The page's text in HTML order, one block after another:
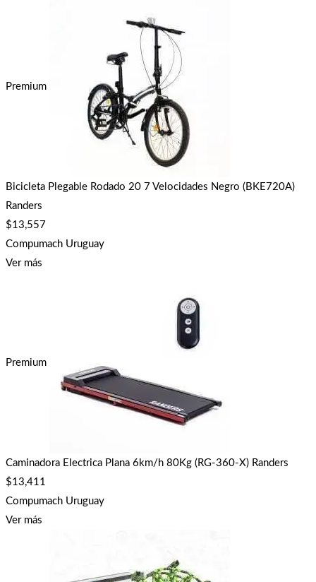
Premium
Bicicleta Plegable Rodado 20 7 Velocidades Negro (BKE720A)
Randers
$13,557
Compumach Uruguay
Ver más
Premium
Caminadora Electrica Plana 6km/h 80Kg (RG-360-X) Randers
$13,411
Compumach Uruguay
Ver más